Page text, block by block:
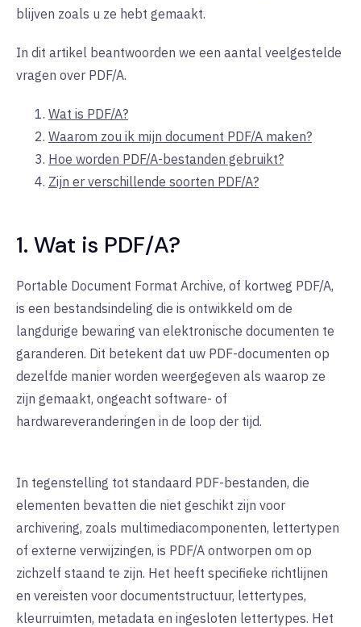
blijven zoals u ze hebt gemaakt.
In dit artikel beantwoorden we een aantal veelgestelde
vragen over PDF/A.
Wat is PDF/A?
Waarom zou ik mijn document PDF/A maken?
Hoe worden PDF/A-bestanden gebruikt?
Zijn er verschillende soorten PDF/A?
1. Wat is PDF/A?
Portable Document Format Archive, of kortweg PDF/A,
is een bestandsindeling die is ontwikkeld om de
langdurige bewaring van elektronische documenten te
garanderen. Dit betekent dat uw PDF-documenten op
dezelfde manier worden weergegeven als waarop ze
zijn gemaakt, ongeacht software- of
hardwareveranderingen in de loop der tijd.
In tegenstelling tot standaard PDF-bestanden, die
elementen bevatten die niet geschikt zijn voor
archivering, zoals multimediacomponenten, lettertypen
of externe verwijzingen, is PDF/A ontworpen om op
zichzelf staand te zijn. Het heeft specifieke richtlijnen
en vereisten voor documentstructuur, lettertypes,
kleurruimten, metadata en ingesloten lettertypes. Het